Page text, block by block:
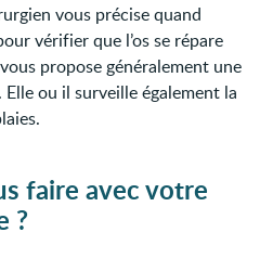
vous précise quand
vérifier que l’os se répare
propose généralement une
ou il surveille également la
faire avec votre
?